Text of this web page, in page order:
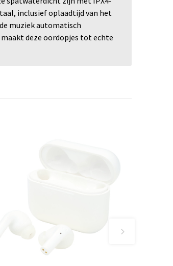
inclusief oplaadtijd van het
muziek automatisch
deze oordopjes tot echte